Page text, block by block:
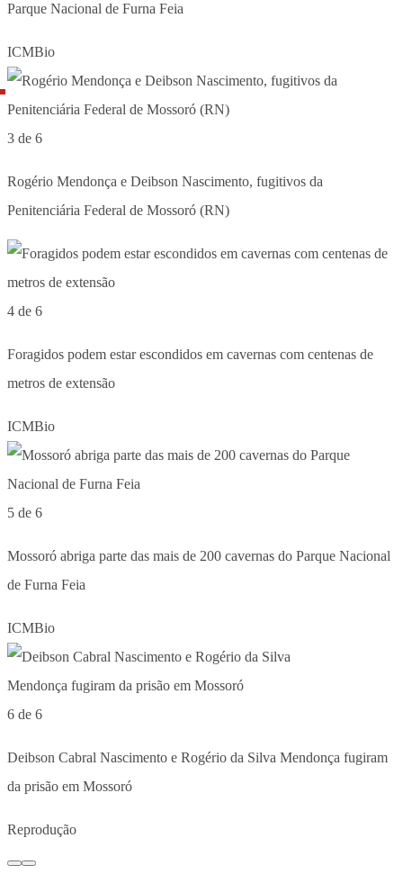
Parque Nacional de Furna Feia
ICMBio
3 de 6
Rogério Mendonça e Deibson Nascimento, fugitivos da
Penitenciária Federal de Mossoró (RN)
4 de 6
Foragidos podem estar escondidos em cavernas com centenas de
metros de extensão
ICMBio
5 de 6
Mossoró abriga parte das mais de 200 cavernas do Parque Nacional
de Furna Feia
ICMBio
6 de 6
Deibson Cabral Nascimento e Rogério da Silva Mendonça fugiram
da prisão em Mossoró
Reprodução